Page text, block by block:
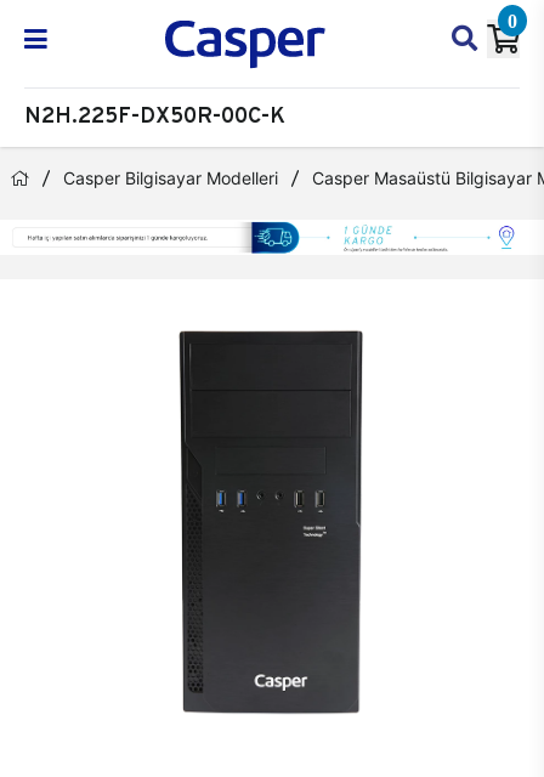
0
N2H.225F-DX50R-00C-K
Casper Bilgisayar Modelleri Casper Masaüstü Bilgisayar